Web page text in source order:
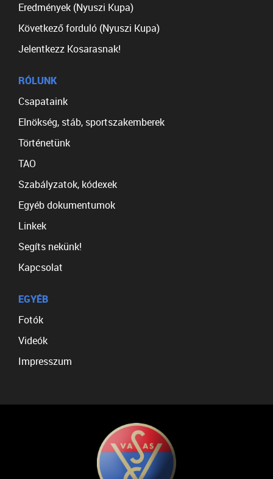
Eredmények (Nyuszi Kupa)
Következő forduló (Nyuszi Kupa)
Jelentkezz Kosarasnak!
RÓLUNK
Csapataink
Elnökség, stáb, sportszakemberek
Történetünk
TAO
Szabályzatok, kódexek
Egyéb dokumentumok
Linkek
Segíts nekünk!
Kapcsolat
EGYÉB
Fotók
Videók
Impresszum